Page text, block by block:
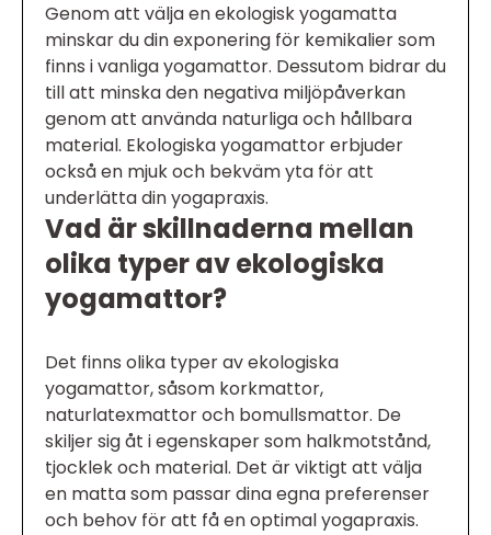
Genom att välja en ekologisk yogamatta
minskar du din exponering för kemikalier som
finns i vanliga yogamattor. Dessutom bidrar du
till att minska den negativa miljöpåverkan
genom att använda naturliga och hållbara
material. Ekologiska yogamattor erbjuder
också en mjuk och bekväm yta för att
underlätta din yogapraxis.
Vad är skillnaderna mellan
olika typer av ekologiska
yogamattor?
Det finns olika typer av ekologiska
yogamattor, såsom korkmattor,
naturlatexmattor och bomullsmattor. De
skiljer sig åt i egenskaper som halkmotstånd,
tjocklek och material. Det är viktigt att välja
en matta som passar dina egna preferenser
och behov för att få en optimal yogapraxis.